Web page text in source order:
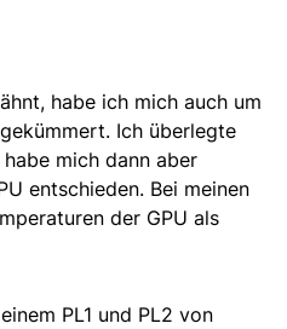
habe ich mich auch um
Ich überlegte
mich dann aber
entschieden. Bei meinen
der GPU als
PL1 und PL2 von